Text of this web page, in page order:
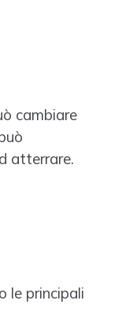
cambiare
atterrare.
le principali